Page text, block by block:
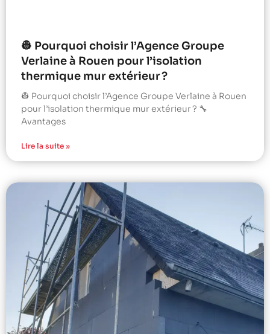
👷 Pourquoi choisir l’Agence Groupe
Verlaine à Rouen pour l’isolation
thermique mur extérieur ?
👷 Pourquoi choisir l’Agence Groupe Verlaine à Rouen
pour l’isolation thermique mur extérieur ? 🔧
Avantages
Lire la suite »